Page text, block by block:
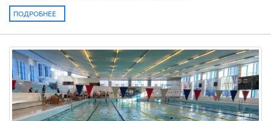
ПОДРОБНЕЕ